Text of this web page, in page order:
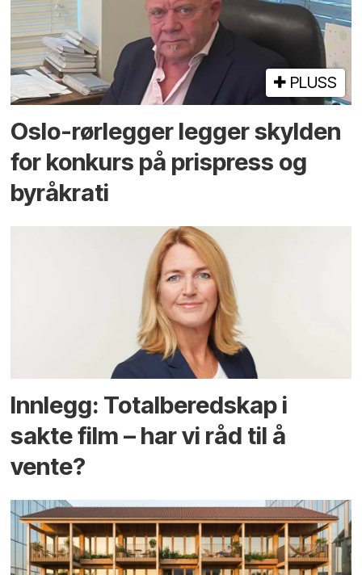
PLUSS
Oslo-rørlegger legger skylden
for konkurs på prispress og
byråkrati
Innlegg: Totalberedskap i
sakte film – har vi råd til å
vente?